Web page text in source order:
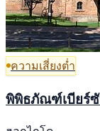
ความเสี่ยงต่ำ
พิพิธภัณฑ์เบียร์ซั